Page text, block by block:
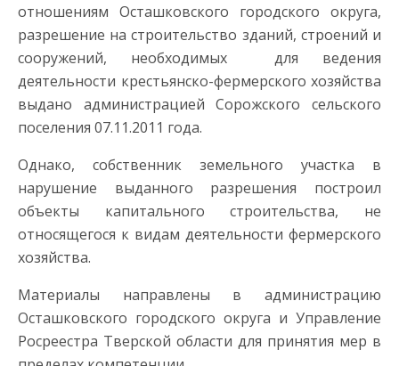
отношениям Осташковского городского округа,
разрешение на строительство зданий, строений и
сооружений, необходимых для ведения
деятельности крестьянско-фермерского хозяйства
выдано администрацией Сорожского сельского
поселения 07.11.2011 года.
Однако, собственник земельного участка в
нарушение выданного разрешения построил
объекты капитального строительства, не
относящегося к видам деятельности фермерского
хозяйства.
Материалы направлены в администрацию
Осташковского городского округа и Управление
Росреестра Тверской области для принятия мер в